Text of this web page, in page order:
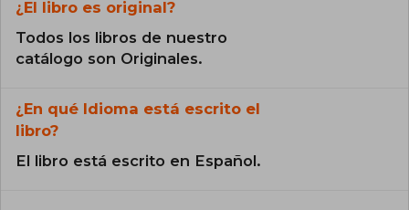
¿El libro es original?
Todos los libros de nuestro
catálogo son Originales.
¿En qué Idioma está escrito el
libro?
El libro está escrito en Español.